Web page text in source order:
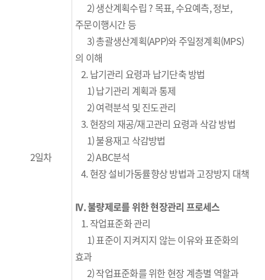
2일차
2) 생산계획수립 ? 목표, 수요예측, 정보,
주문이행시간 등
3) 총괄생산계획(APP)와 주일정계획(MPS)
의 이해
2. 납기관리 요령과 납기단축 방법
1) 납기관리 계획과 통제
2) 여력분석 및 진도관리
3. 현장의 재공/재고관리 요령과 삭감 방법
1) 불용재고 삭감방법
2) ABC분석
4. 현장 설비가동률향상 방법과 고장방지 대책
IV.불량제로를 위한 현장관리 프로세스
1. 작업표준화 관리
1) 표준이 지켜지지 않는 이유와 표준화의
효과
2) 작업표준화를 위한 현장 계층별 역할과